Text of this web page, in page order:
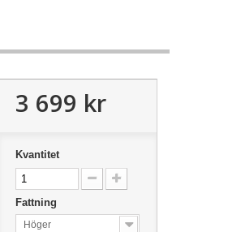
3 699 kr
Kvantitet
Fattning
Höger